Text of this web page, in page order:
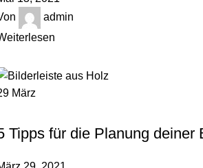
admin
März
Tipps für die Planung deiner